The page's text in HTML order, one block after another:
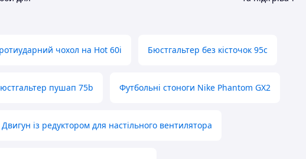
чохол на Hot 60i Бюстгальтер без кісточок 95с
пушап 75b Футбольні стоноги Nike Phantom GX2
Двигун із редуктором для настільного вентилятора